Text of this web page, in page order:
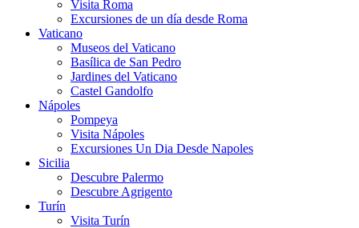
Visita Roma
Excursiones de un día desde Roma
Vaticano
Museos del Vaticano
Basílica de San Pedro
Jardines del Vaticano
Castel Gandolfo
Nápoles
Pompeya
Visita Nápoles
Excursiones Un Dia Desde Napoles
Sicilia
Descubre Palermo
Descubre Agrigento
Turín
Visita Turín